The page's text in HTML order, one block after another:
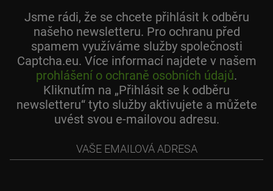
Jsme rádi, že se chcete přihlásit k odběru
našeho newsletteru. Pro ochranu před
spamem využíváme služby společnosti
Captcha.eu. Více informací najdete v našem
prohlášení o ochraně osobních údajů.
Kliknutím na „Přihlásit se k odběru
newsletteru“ tyto služby aktivujete a můžete
uvést svou e-mailovou adresu.
adresa